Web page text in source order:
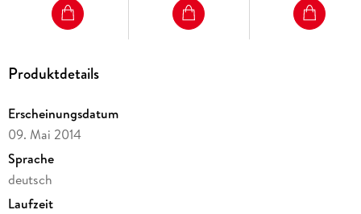
Produktdetails
Erscheinungsdatum
09. Mai 2014
Sprache
deutsch
Laufzeit